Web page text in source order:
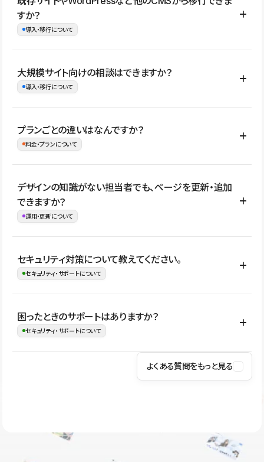
グ・メディア、イベントサイト、店舗・商品紹介サイト、ポートフ
ォリオなど幅広く制作できます。
すか？
導入・移行について
はい。既存サイトの構成やコンテンツ、URLを整理したうえで、
Studio上に再構築する形で移行できます。 WordPressの場合は、
イト全体のデザインや設定がそのまま移行されるわけではないた
め、移行後にページ構成やデザイン、CMS設計、URL・リダイレク
大規模サイト向けの相談はできますか？
導入・移行について
はい。アクセス規模が大きいサイトや、複数部門での運用、権限管
理、セキュリティ確認、既存システムとの連携など、個別の要件が
ない段階でも、お問い合わせください。
お問合せはこちら
プランごとの違いはなんですか？
料金・プランについて
公開ページ数、バージョン履歴の期間、CMS利用数の上限、権限
管理の有無などがプランごとに異なります。詳しくは料金プランペ
ージをご覧ください。
デザインの知識がない担当者でも、ページを更新・追加
できますか？
運用・更新について
はい。CMSやコンポーネントを活用して更新範囲を設計しておく
ことで、デザインを崩しにくい状態で運用できます。 さらにコン
ながらレイアウトに影響を与えずに更新作業を進めやすくなりま
す。
セキュリティ対策について教えてください。
セキュリティ・サポートについて
Studioでは、公開サイトやサービスを安全に利用できるよう、通信
の暗号化、データ保護、アクセス管理、脆弱性対策など、複数の観
はSSL/TLSによる通信暗号化に対応しており、悪質なスクリプトの
困ったときのサポートはありますか？
セキュリティ・サポートについて
操作方法や機能については、ヘルプセンターでご確認いただけま
ユーザー同士で質問・相談できるコミュニティもご利用ください。
よくある質問をもっと見る